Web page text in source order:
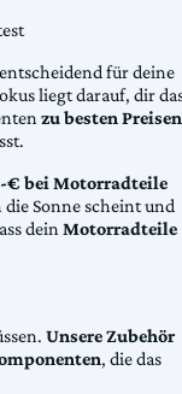
für deine
liegt darauf, dir
zu besten Preisen
€ bei Motorradteile
Sonne scheint und
deinMotorradteile
Unsere Zubehör
, die das